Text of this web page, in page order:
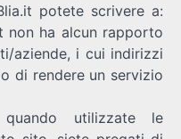
potete scrivere a:
non ha alcun rapporto
aziende, i cui indirizzi
di rendere un servizio
utilizzate le